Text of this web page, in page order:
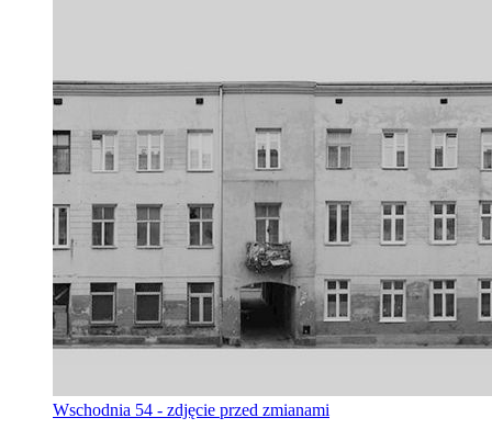
Wschodnia 54 - zdjęcie przed zmianami